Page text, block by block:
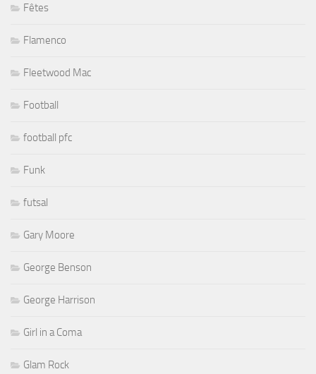
Fêtes
Flamenco
Fleetwood Mac
Football
football pfc
Funk
futsal
Gary Moore
George Benson
George Harrison
Girl in a Coma
Glam Rock